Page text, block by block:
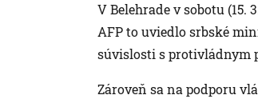
V Belehrade v sobotu
AFP to uviedlo srbské
súvislosti s protivládnym
Zároveň sa na podporu